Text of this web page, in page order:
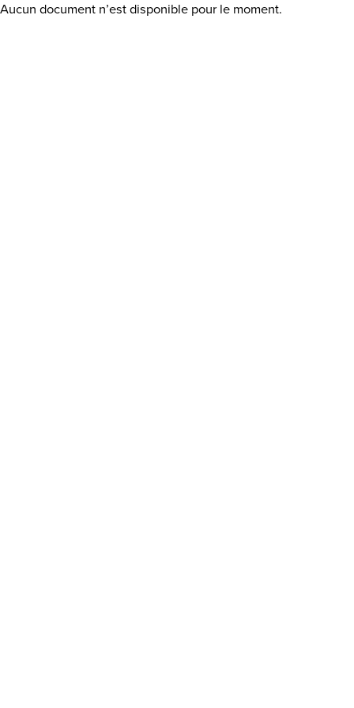
Aucun document n’est disponible pour le moment.